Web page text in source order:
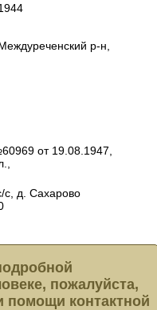
р-н,
от 19.08.1947,
с, д. Сахарово
пожалуйста,
помощи контактной